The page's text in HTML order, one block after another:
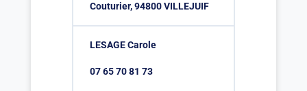
Couturier, 94800 VILLEJUIF
LESAGE Carole
07 65 70 81 73